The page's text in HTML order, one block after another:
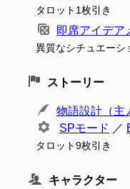
タロット1枚引き
即席アイデア
異質なシチュエーシ
ストーリー
物語設計（主
SPモード ／
タロット9枚引き
キャラクター